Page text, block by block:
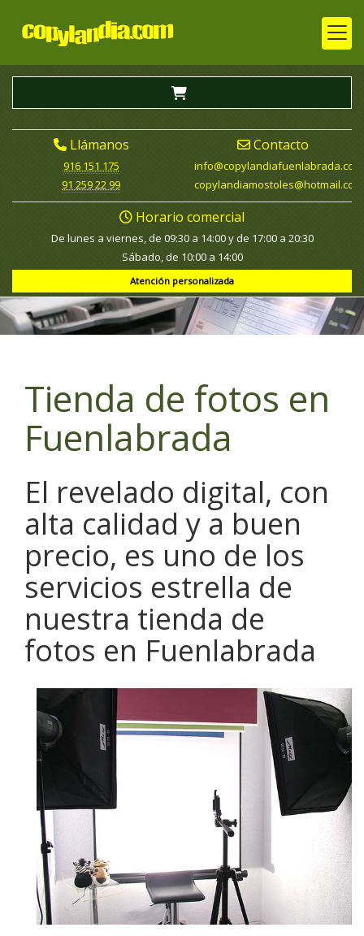
Llámanos
916 151 175
91 259 22 99
Contacto
info
copylandiafuenlabrada.com
copylandiamostoles
hotmail.com
Horario comercial
De lunes a viernes, de 09:30 a 14:00 y de 17:00 a 20:30
Sábado, de 10:00 a 14:00
Atención personalizada
Tienda de fotos en
Fuenlabrada
El revelado digital, con
alta calidad y a buen
precio, es uno de los
servicios estrella de
nuestra tienda de
fotos en Fuenlabrada